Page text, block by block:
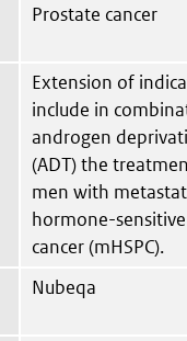
Prostate cancer
Extension of
include in
androgen
(ADT) the
men with
hormone-
cancer (mHSPC).
Nubeqa